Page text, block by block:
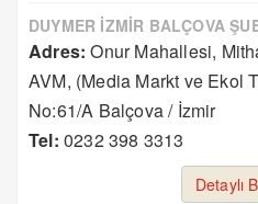
DUYMER İZMİR BALÇOVA
Adres: Onur Mahallesi,
AVM, (Media Markt ve Ekol
No:61/A Balçova / İzmir
Tel: 0232 398 3313
Detaylı